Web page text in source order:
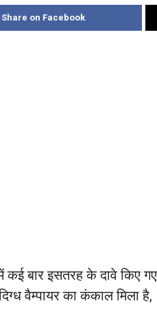
Share on Facebook
कई बार इसतरह के दावे किए गए
वैम्पायर का कंकाल मिला है,